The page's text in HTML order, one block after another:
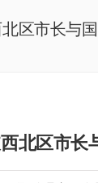
北区市长与
西北区市